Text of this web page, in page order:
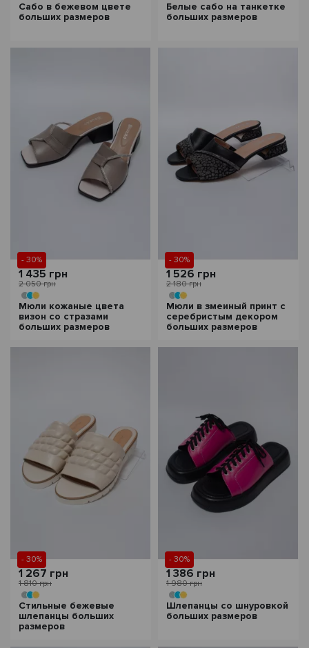
Сабо в бежевом цвете
больших размеров
Белые сабо на танкетке
больших размеров
- 30%
1 435 грн
2 050 грн
Мюли кожаные цвета
визон со стразами
больших размеров
- 30%
1 526 грн
2 180 грн
Мюли в змеиный принт с
серебристым декором
больших размеров
- 30%
1 267 грн
1 810 грн
Стильные бежевые
шлепанцы больших
размеров
- 30%
1 386 грн
1 980 грн
Шлепанцы со шнуровкой
больших размеров